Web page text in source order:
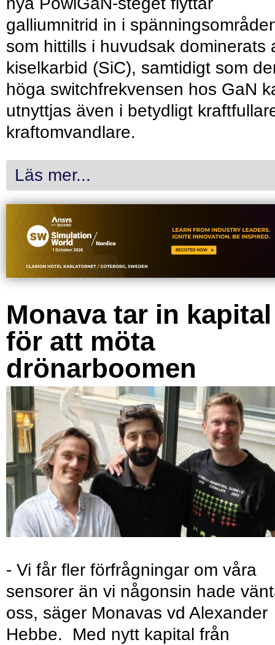
galliumnitrid in i
som hittills i huvudsak dominerats
kiselkarbid (SiC), samtidigt som
höga switchfrekvensen hos GaN
utnyttjas även i betydligt
kraftomvandlare.
Läs mer...
Monava tar in kapital
för att möta
drönarboomen
- Vi får fler förfrågningar om våra
sensorer än vi någonsin hade
oss, säger Monavas vd Alexander
Hebbe. Med nytt kapital från